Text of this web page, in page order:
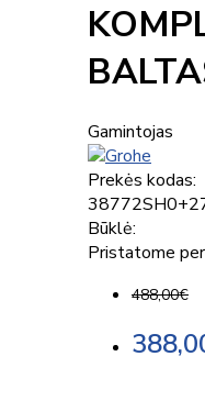
Gamintojas
Prekės kodas:
Būklė:
Pristatome
488,00€